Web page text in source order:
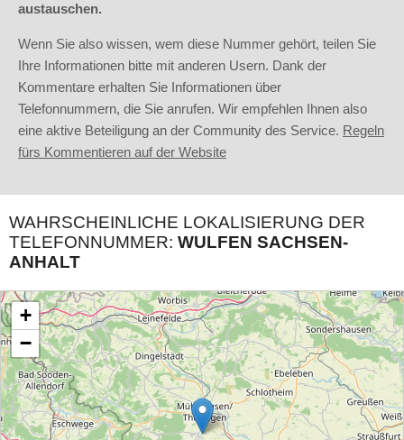
austauschen.
Wenn Sie also wissen, wem diese Nummer gehört, teilen Sie
Ihre Informationen bitte mit anderen Usern. Dank der
Kommentare erhalten Sie Informationen über
Telefonnummern, die Sie anrufen. Wir empfehlen Ihnen also
eine aktive Beteiligung an der Community des Service. Regeln
fürs Kommentieren auf der Website
WAHRSCHEINLICHE LOKALISIERUNG DER
TELEFONNUMMER: WULFEN SACHSEN-
ANHALT